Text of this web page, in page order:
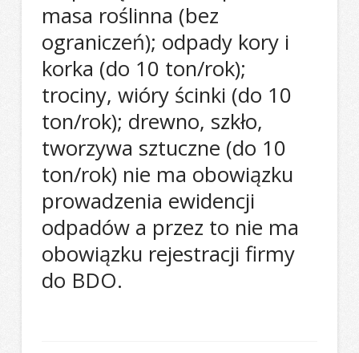
masa roślinna (bez
ograniczeń); odpady kory i
korka (do 10 ton/rok);
trociny, wióry ścinki (do 10
ton/rok); drewno, szkło,
tworzywa sztuczne (do 10
ton/rok) nie ma obowiązku
prowadzenia ewidencji
odpadów a przez to nie ma
obowiązku rejestracji firmy
do BDO.